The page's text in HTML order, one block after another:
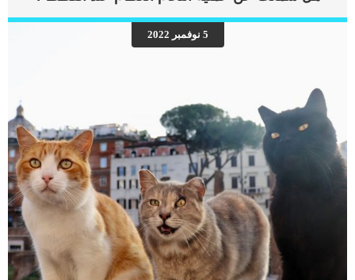
الهضمي) _ انسداد إمدادات الدم إلى الأمعاء _ تسمم الدم (مرض يشمل الجسم بسبب
5 نوفمبر 2022